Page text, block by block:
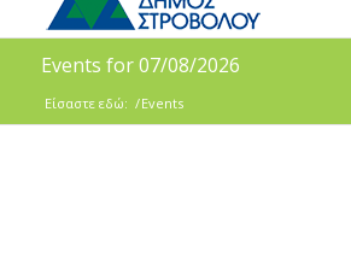
Events for 07/08/2026
Είσαστε εδώ: /Events